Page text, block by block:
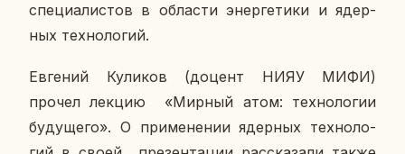
спе­ци­а­ли­стов в об­ла­сти энер­ге­ти­ки и ядер­
ных тех­но­ло­гий.
Ев­ге­ний Ку­ли­ков (доцент НИЯУ МИФИ)
прочел лекцию «Мирный атом: тех­но­ло­гии
бу­ду­ще­го». О при­ме­не­нии ядер­ных тех­но­ло­